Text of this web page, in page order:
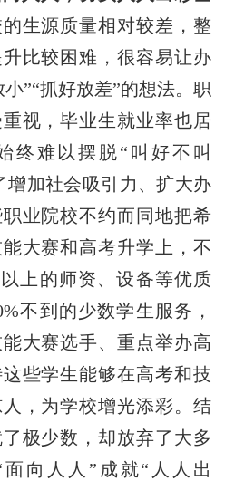
生源质量相对较差，整
比较困难，很容易让办
”“抓好放差”的想法。职
视，毕业生就业率也居
终难以摆脱“叫好不叫
增加社会吸引力、扩大办
业院校不约而同地把希
大赛和高考升学上，不
上的师资、设备等优质
不到的少数学生服务，
大赛选手、重点举办高
些学生能够在高考和技
，为学校增光添彩。结
极少数，却放弃了大多
向人人”成就“人人出